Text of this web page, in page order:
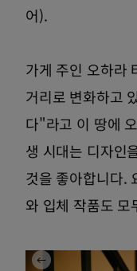
어).
가게 주인 오하라
거리로 변화하고
다"라고 이 땅에
생 시대는 디자인
것을 좋아합니다.
와 입체 작품도 모